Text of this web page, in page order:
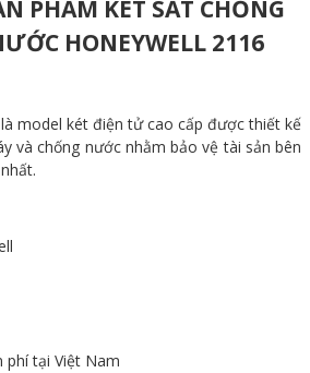
PHẨM KÉT SẮT CHỐNG
HONEYWELL 2116
model két điện tử cao cấp được thiết kế
và chống nước nhằm bảo vệ tài sản bên
phí tại Việt Nam